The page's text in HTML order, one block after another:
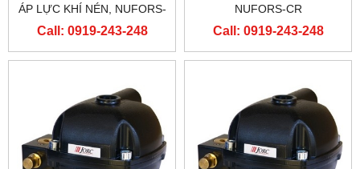
ÁP LỰC KHÍ NÉN, NUFORS-
CR
Call: 0919-243-248
NUFORS-CR
Call: 0919-243-248